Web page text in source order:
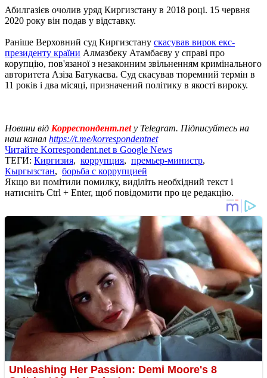
Абилгазієв очолив уряд Киргизстану в 2018 році. 15 червня
2020 року він подав у відставку.
Раніше Верховний суд Киргизстану скасував вирок екс-
президенту країни Алмазбеку Атамбаєву у справі про
корупцію, пов'язаної з незаконним звільненням кримінального
авторитета Азіза Батукаєва. Суд скасував тюремний термін в
11 років і два місяці, призначений політику в якості вироку.
Новини від Корреспондент.netу Telegram. Підписуйтесь на
наш канал https://t.me/korrespondentnet
Читайте Korrespondent.net в Google News
ТЕГИ: Киргизия, коррупция, премьер-министр,
Кыргызстан, борьба с коррупцией
Якщо ви помітили помилку, виділіть необхідний текст і
натисніть Ctrl + Enter, щоб повідомити про це редакцію.